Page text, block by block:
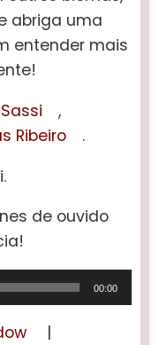
abriga uma
entender mais
,
Ribeiro
.
de ouvido
00:00
|